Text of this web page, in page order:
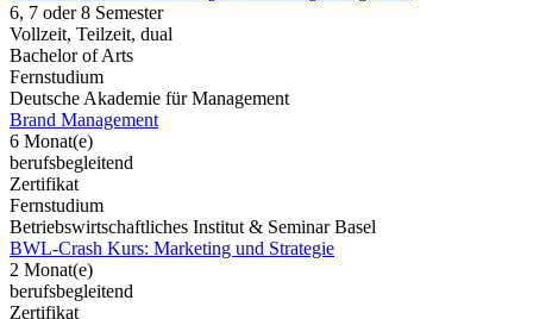
6, 7 oder 8 Semester
Vollzeit, Teilzeit, dual
Bachelor of Arts
Fernstudium
Deutsche Akademie für Management
Brand Management
6 Monat(e)
berufsbegleitend
Zertifikat
Fernstudium
Betriebswirtschaftliches Institut & Seminar Basel
BWL-Crash Kurs: Marketing und Strategie
2 Monat(e)
berufsbegleitend
Zertifikat